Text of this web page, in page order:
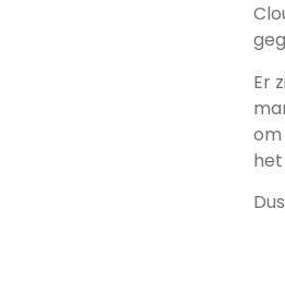
Er
om te begrijpen wat cloud-opslag precies onderscheidt en hoe